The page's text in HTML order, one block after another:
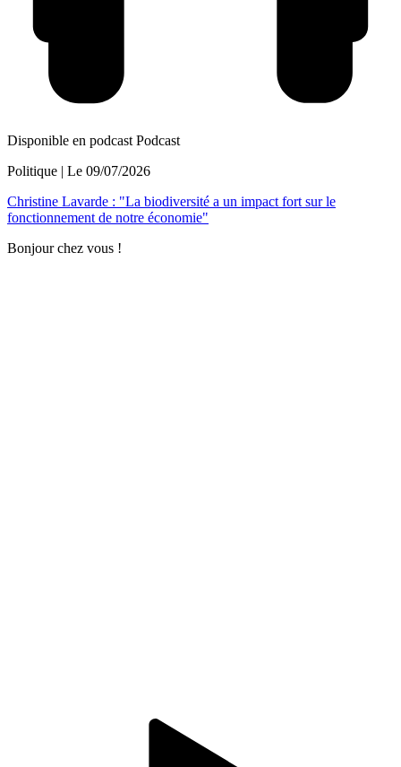
Disponible en podcast Podcast
Politique | Le 09/07/2026
Christine Lavarde : "La biodiversité a un impact fort sur le
fonctionnement de notre économie"
Bonjour chez vous !